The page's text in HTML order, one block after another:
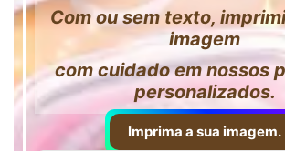
Com ou sem texto,
imagem
com cuidado em nossos
personalizados.
Imprima a sua imagem.